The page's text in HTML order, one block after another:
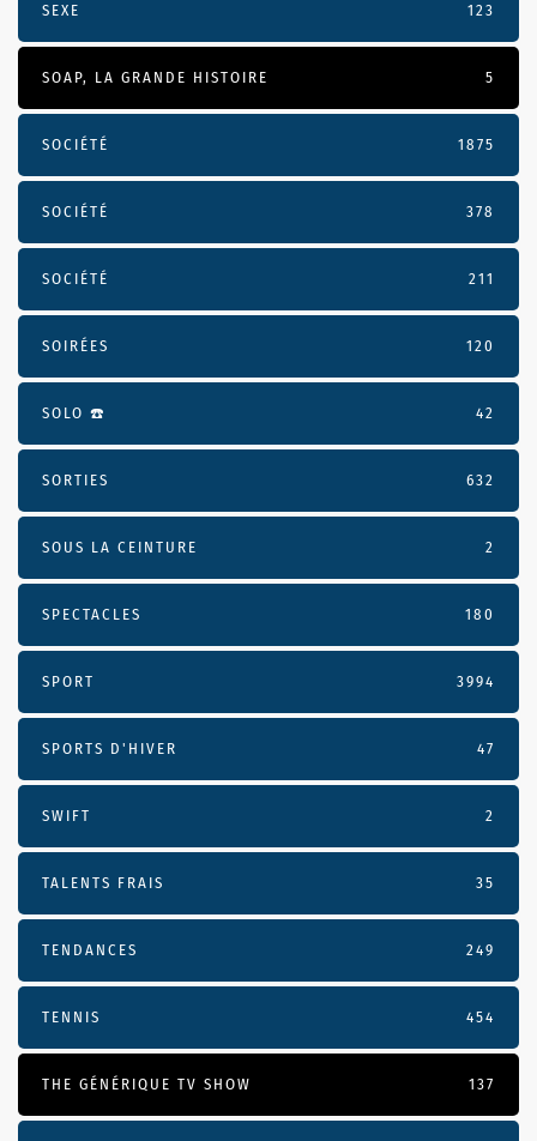
SEXE 123
SOAP, LA GRANDE HISTOIRE 5
SOCIÉTÉ 1875
SOCIÉTÉ 378
SOCIÉTÉ 211
SOIRÉES 120
SOLO ☎️ 42
SORTIES 632
SOUS LA CEINTURE 2
SPECTACLES 180
SPORT 3994
SPORTS D'HIVER 47
SWIFT 2
TALENTS FRAIS 35
TENDANCES 249
TENNIS 454
THE GÉNÉRIQUE TV SHOW 137